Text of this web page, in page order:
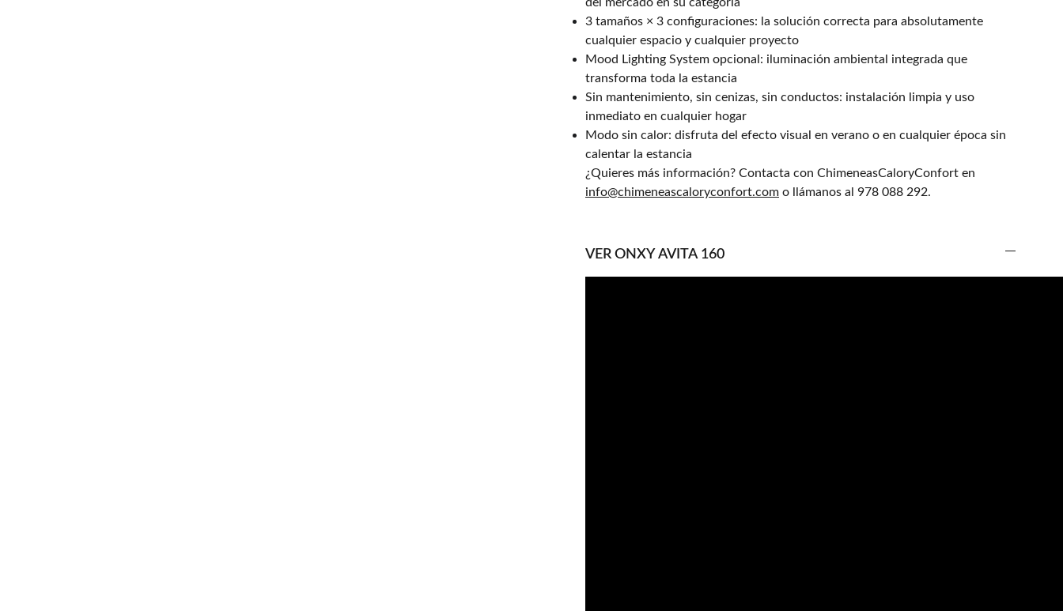
3 tamaños × 3 configuraciones: la solución correcta para absolutamente
cualquier espacio y cualquier proyecto
Mood Lighting System opcional: iluminación ambiental integrada que
transforma toda la estancia
Sin mantenimiento, sin cenizas, sin conductos: instalación limpia y uso
inmediato en cualquier hogar
Modo sin calor: disfruta del efecto visual en verano o en cualquier época sin
calentar la estancia
¿Quieres más información? Contacta con ChimeneasCaloryConfort en
info@chimeneascaloryconfort.com o llámanos al 978 088 292.
VER ONXY AVITA 160